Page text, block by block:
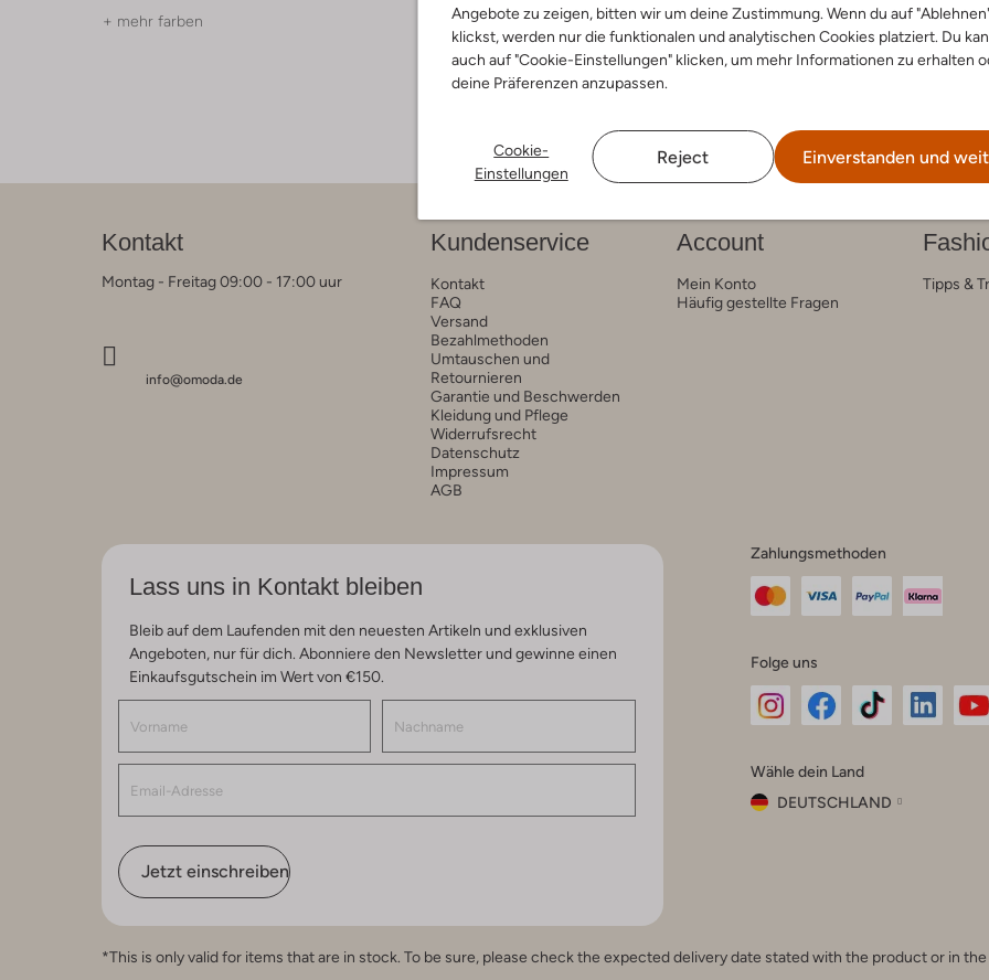
Angebote zu zeigen, bitten wir um deine Zustimmung. Wenn du auf
klickst, werden nur die funktionalen und analytischen Cookies platziert. Du
auch auf "Cookie-Einstellungen" klicken, um mehr Informationen zu erhalten
deine Präferenzen anzupassen.
Cookie-
Einstellungen
Reject Einverstanden und
+ mehr farben + mehr farben
Kontakt
Montag - Freitag 09:00 - 17:00 uur
info@omoda.de
Kundenservice
Kontakt
FAQ
Versand
Bezahlmethoden
Umtauschen und
Retournieren
Garantie und Beschwerden
Kleidung und Pflege
Widerrufsrecht
Datenschutz
Impressum
AGB
Account
Mein Konto
Häufig gestellte Fragen
Tipps &
Lass uns in Kontakt bleiben
Bleib auf dem Laufenden mit den neuesten Artikeln und exklusiven
Angeboten, nur für dich. Abonniere den Newsletter und gewinne einen
Einkaufsgutschein im Wert von €150.
Jetzt einschreiben
Zahlungsmethoden
Folge uns
Instagram
Facebook
TikTok
Wähle dein Land
DEUTSCHLAND
Belgique
*This is only valid for items that are in stock. To be sure, please check the expected delivery date stated with the product or in